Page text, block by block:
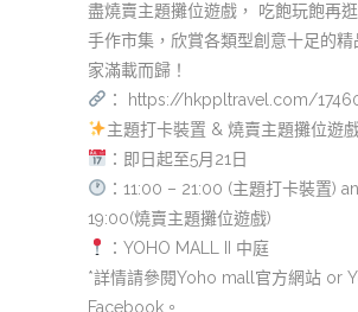
盡燒賣主題攤位遊戲， 吃飽玩飽再
手作市集，欣賞各類型創意十足的精
家滿載而歸！
：
https://hkppltravel.com/
主題打卡裝置 & 燒賣主題攤位遊
：即日起至5月21日
： 11:00 – 21:00 (主題打卡裝置)
19:00(燒賣主題攤位遊戲)
：YOHO MALL II 中庭
*詳情請參閱Yoho mall官方網站 or
Facebook。